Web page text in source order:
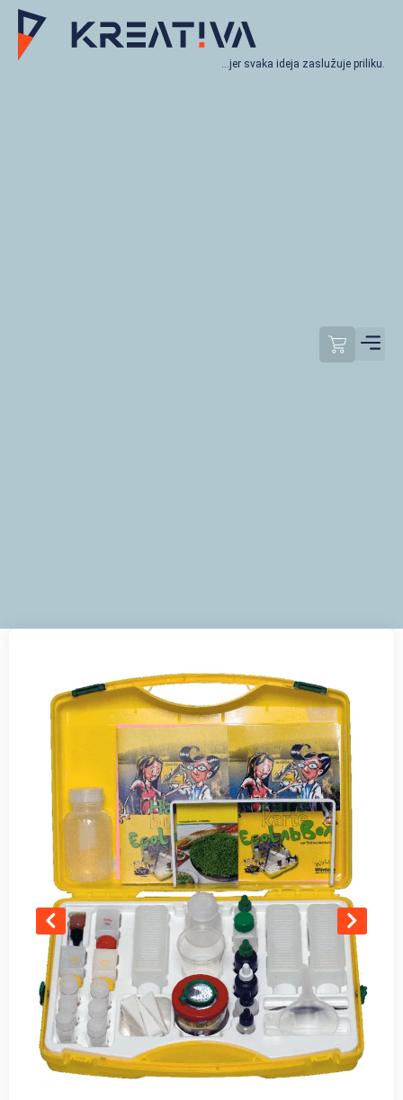
…jer svaka ideja zaslužuje priliku.